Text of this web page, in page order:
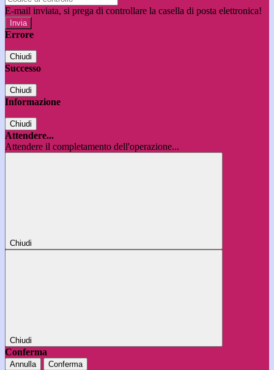
E-mail inviata, si prega di controllare la casella di posta elettronica!
Errore
Chiudi
Successo
Chiudi
Informazione
Chiudi
Attendere...
Attendere il completamento dell'operazione...
Chiudi
Chiudi
Conferma
Annulla Conferma